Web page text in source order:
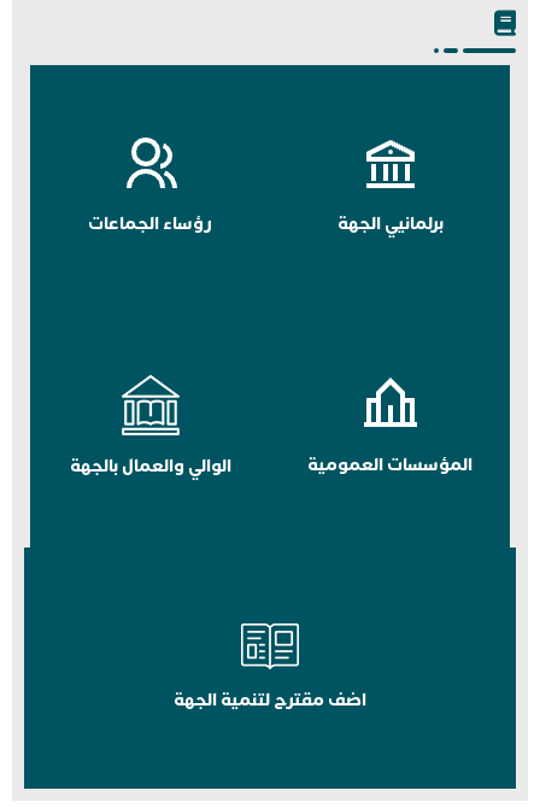
برلمانيي الجهة رؤساء الجماعات
المؤسسات العمومية الوالي والعمال بالجهة
اضف مقترح لتنمية الجهة